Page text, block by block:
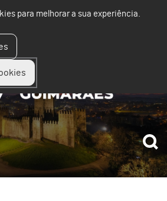
para melhorar a sua experiência.